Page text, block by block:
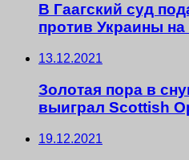
В Гаагский суд
против Украины
13.12.2021
Золотая пора в
выиграл Scottish
19.12.2021